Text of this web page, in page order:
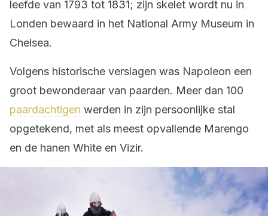
leefde van 1793 tot 1831; zijn skelet wordt nu in
Londen bewaard in het National Army Museum in
Chelsea.
Volgens historische verslagen was Napoleon een
groot bewonderaar van paarden. Meer dan 100
paardachtigen werden in zijn persoonlijke stal
opgetekend, met als meest opvallende Marengo
en de hanen White en Vizir.